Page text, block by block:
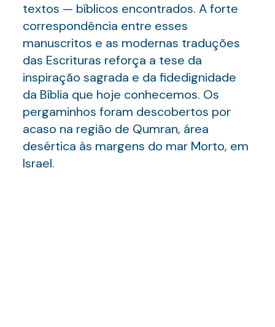
textos — bíblicos encontrados. A forte
correspondência entre esses
manuscritos e as modernas traduções
das Escrituras reforça a tese da
inspiração sagrada e da fidedignidade
da Bíblia que hoje conhecemos. Os
pergaminhos foram descobertos por
acaso na região de Qumran, área
desértica às margens do mar Morto, em
Israel.